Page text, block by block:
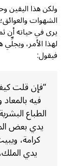
ولكن هذا اليقين
الشهوات
يرى في حياته أن
لهذا الأمر، ويجلِّي
فيقول:
“فإن قلت
فيه
الطباع
يدي بعض
كرامة،
يدي